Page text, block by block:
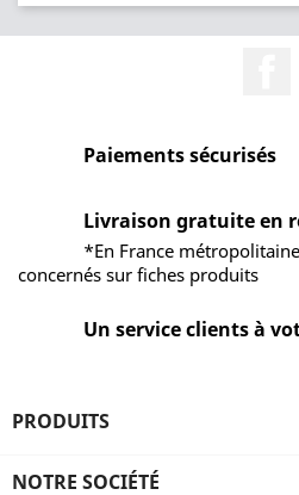
Paiements sécurisés
Livraison gratuite en
*En France
concernés sur fiches produits
Un service clients à
PRODUITS
NOTRE SOCIÉTÉ